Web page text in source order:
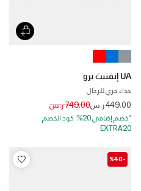
UA إنفنيت برو
حذاء جري للرجال
449.00 ر.س Price reduced from
749.00 ر.س to
*خصم إضافي 20%. كود الخصم:
EXTRA20
-%40